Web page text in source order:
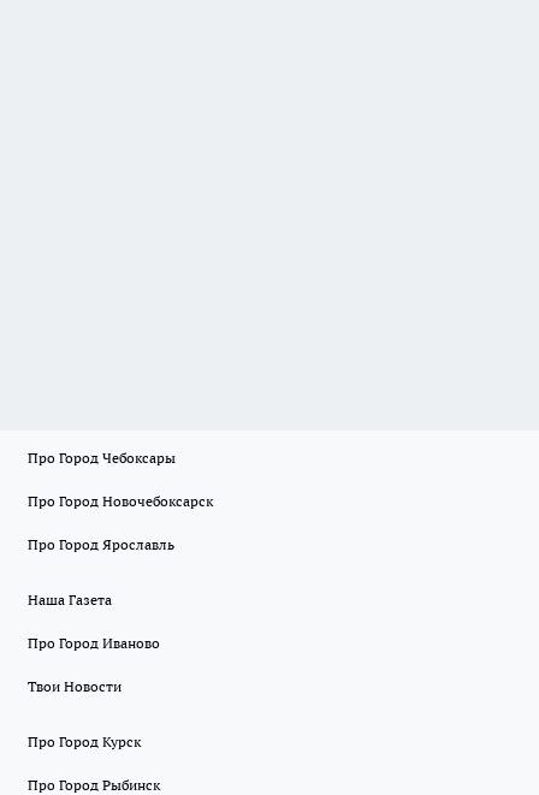
Про Город Чебоксары
Про Город Новочебоксарск
Про Город Ярославль
Наша Газета
Про Город Иваново
Твои Новости
Про Город Курск
Про Город Рыбинск